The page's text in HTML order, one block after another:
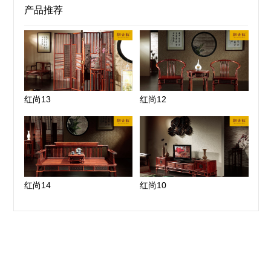
产品推荐
红尚13 红尚12
红尚14 红尚10